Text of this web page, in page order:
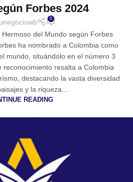
Forbes 2024
0
del Mundo según Forbes
ha nombrado a Colombia como
mundo, situándolo en el número 3
reconocimiento resalta a Colombia
destacando la vasta diversidad
y la riqueza...
READING